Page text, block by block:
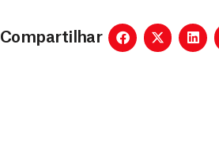
Compartilhar